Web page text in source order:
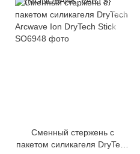
Сменный стержень с
пакетом силикагеля DryTech